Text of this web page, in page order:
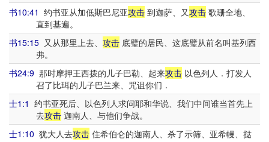
书10:41 约书亚从加低斯巴尼亚攻击 到迦萨、又攻击 歌珊全地、
直到基遍。
书15:15 又从那里上去、 攻击 底璧的居民、这底璧从前名叫基列西
弗。
书24:9 那时摩押王西拨的儿子巴勒、起来攻击 以色列人．打发人
召了比珥的儿子巴兰来、咒诅你们．
士1:1 约书亚死后、以色列人求问耶和华说、我们中间谁当首先上
去攻击迦南人、与他们争战。
士1:10 犹大人去攻击 住希伯仑的迦南人、杀了示筛、亚希幔、挞